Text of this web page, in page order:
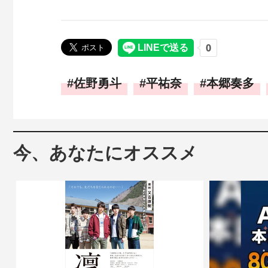
佐野勇斗 平祐奈 本郷奏多
今、あなたにオススメ